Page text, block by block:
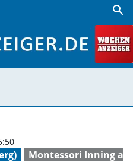
search
Montessori Inning